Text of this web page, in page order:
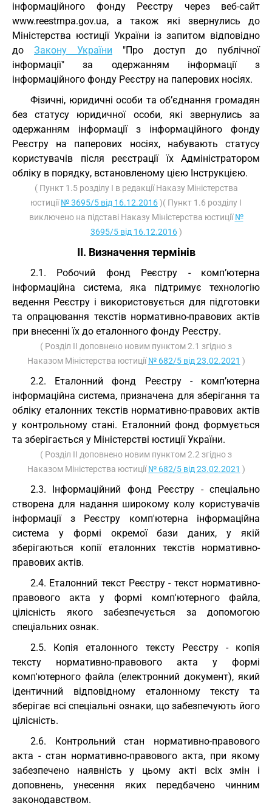
інформаційного фонду Реєстру через веб-сайт
www.reestrnpa.gov.ua, а також які звернулись до
Міністерства юстиції України із запитом відповідно
до Закону України "Про доступ до публічної
інформації" за одержанням інформації з
інформаційного фонду Реєстру на паперових носіях.
Фізичні, юридичні особи та об’єднання громадян
без статусу юридичної особи, які звернулись за
одержанням інформації з інформаційного фонду
Реєстру на паперових носіях, набувають статусу
користувачів після реєстрації їх Адміністратором
обліку в порядку, встановленому цією Інструкцією.
( Пункт 1.5 розділу I в редакції Наказу Міністерства
юстиції№ 3695/5 від 16.12.2016)( Пункт 1.6 розділу I
виключено на підставі Наказу Міністерства юстиції№
3695/5 від 16.12.2016)
II. Визначення термінів
2.1. Робочий фонд Реєстру - комп’ютерна
інформаційна система, яка підтримує технологію
ведення Реєстру і використовується для підготовки
та опрацювання текстів нормативно-правових актів
при внесенні їх до еталонного фонду Реєстру.
( Розділ II доповнено новим пунктом 2.1 згідно з
Наказом Міністерства юстиції№ 682/5 від 23.02.2021 )
2.2. Еталонний фонд Реєстру - комп’ютерна
інформаційна система, призначена для зберігання та
обліку еталонних текстів нормативно-правових актів
у контрольному стані. Еталонний фонд формується
та зберігається у Міністерстві юстиції України.
( Розділ II доповнено новим пунктом 2.2 згідно з
Наказом Міністерства юстиції№ 682/5 від 23.02.2021 )
2.3. Інформаційний фонд Реєстру - спеціально
створена для надання широкому колу користувачів
інформації з Реєстру комп'ютерна інформаційна
система у формі окремої бази даних, у якій
зберігаються копії еталонних текстів нормативно-
правових актів.
2.4. Еталонний текст Реєстру - текст нормативно-
правового акта у формі комп'ютерного файла,
цілісність якого забезпечується за допомогою
спеціальних ознак.
2.5. Копія еталонного тексту Реєстру - копія
тексту нормативно-правового акта у формі
комп'ютерного файла (електронний документ), який
ідентичний відповідному еталонному тексту та
зберігає всі спеціальні ознаки, що забезпечують його
цілісність.
2.6. Контрольний стан нормативно-правового
акта - стан нормативно-правового акта, при якому
забезпечено наявність у цьому акті всіх змін і
доповнень, унесення яких передбачено чинним
законодавством.